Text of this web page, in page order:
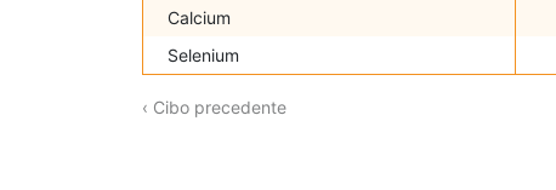
Calcium
Selenium
‹ Cibo precedente